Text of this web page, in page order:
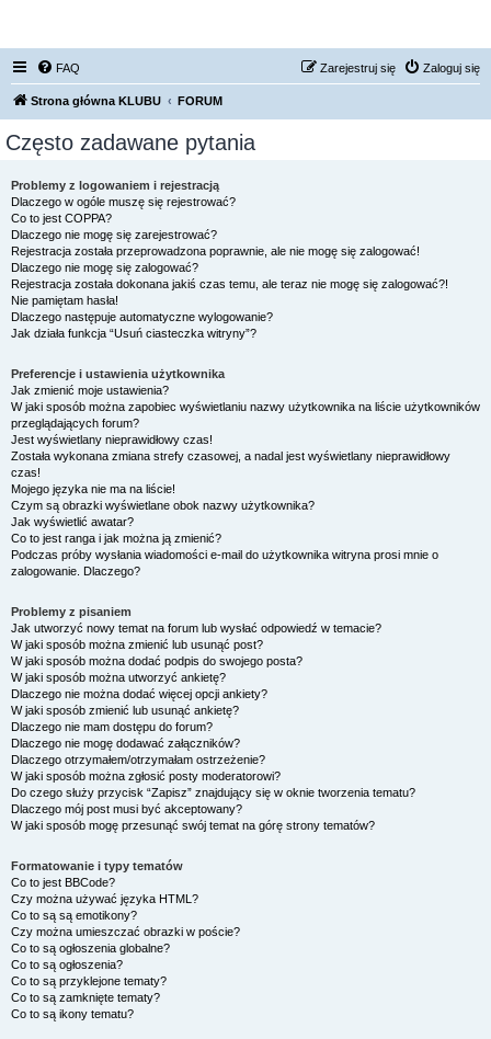
FAQ Zaloguj się
Zarejestruj się
Strona główna KLUBU FORUM
Często zadawane pytania
Problemy z logowaniem i rejestracją
Dlaczego w ogóle muszę się rejestrować?
Co to jest COPPA?
Dlaczego nie mogę się zarejestrować?
Rejestracja została przeprowadzona poprawnie, ale nie mogę się zalogować!
Dlaczego nie mogę się zalogować?
Rejestracja została dokonana jakiś czas temu, ale teraz nie mogę się zalogować?!
Nie pamiętam hasła!
Dlaczego następuje automatyczne wylogowanie?
Jak działa funkcja “Usuń ciasteczka witryny”?
Preferencje i ustawienia użytkownika
Jak zmienić moje ustawienia?
W jaki sposób można zapobiec wyświetlaniu nazwy użytkownika na liście użytkowników
przeglądających forum?
Jest wyświetlany nieprawidłowy czas!
Została wykonana zmiana strefy czasowej, a nadal jest wyświetlany nieprawidłowy
czas!
Mojego języka nie ma na liście!
Czym są obrazki wyświetlane obok nazwy użytkownika?
Jak wyświetlić awatar?
Co to jest ranga i jak można ją zmienić?
Podczas próby wysłania wiadomości e-mail do użytkownika witryna prosi mnie o
zalogowanie. Dlaczego?
Problemy z pisaniem
Jak utworzyć nowy temat na forum lub wysłać odpowiedź w temacie?
W jaki sposób można zmienić lub usunąć post?
W jaki sposób można dodać podpis do swojego posta?
W jaki sposób można utworzyć ankietę?
Dlaczego nie można dodać więcej opcji ankiety?
W jaki sposób zmienić lub usunąć ankietę?
Dlaczego nie mam dostępu do forum?
Dlaczego nie mogę dodawać załączników?
Dlaczego otrzymałem/otrzymałam ostrzeżenie?
W jaki sposób można zgłosić posty moderatorowi?
Do czego służy przycisk “Zapisz” znajdujący się w oknie tworzenia tematu?
Dlaczego mój post musi być akceptowany?
W jaki sposób mogę przesunąć swój temat na górę strony tematów?
Formatowanie i typy tematów
Co to jest BBCode?
Czy można używać języka HTML?
Co to są są emotikony?
Czy można umieszczać obrazki w poście?
Co to są ogłoszenia globalne?
Co to są ogłoszenia?
Co to są przyklejone tematy?
Co to są zamknięte tematy?
Co to są ikony tematu?